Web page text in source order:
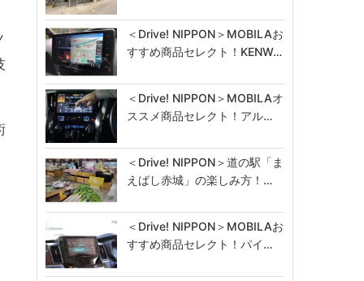
＜Drive! NIPPON＞MOBILAお
すすめ商品セレクト！KENW…
＜Drive! NIPPON＞MOBILAオ
ススメ商品セレクト！アル…
＜Drive! NIPPON＞道の駅「ま
えばし赤城」の楽しみ方！…
＜Drive! NIPPON＞MOBILAお
すすめ商品セレクト！パイ…